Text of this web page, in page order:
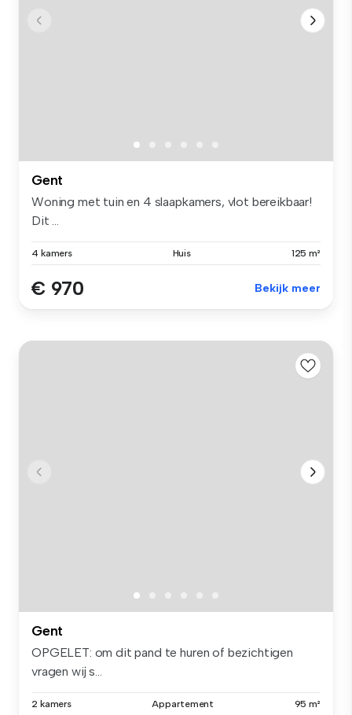
Gent
Woning met tuin en 4 slaapkamers, vlot bereikbaar!
Dit ...
4 kamers Huis 125 m²
€ 970 Bekijk meer
Gent
OPGELET: om dit pand te huren of bezichtigen
vragen wij s...
2 kamers Appartement 95 m²